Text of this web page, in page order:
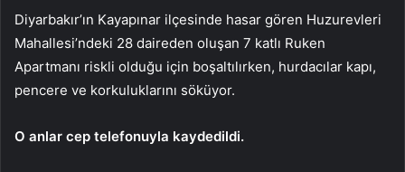
Diyarbakır’ın Kayapınar ilçesinde hasar gören Huzurevleri
Mahallesi’ndeki 28 daireden oluşan 7 katlı Ruken
Apartmanı riskli olduğu için boşaltılırken, hurdacılar kapı,
pencere ve korkuluklarını söküyor.
O anlar cep telefonuyla kaydedildi.